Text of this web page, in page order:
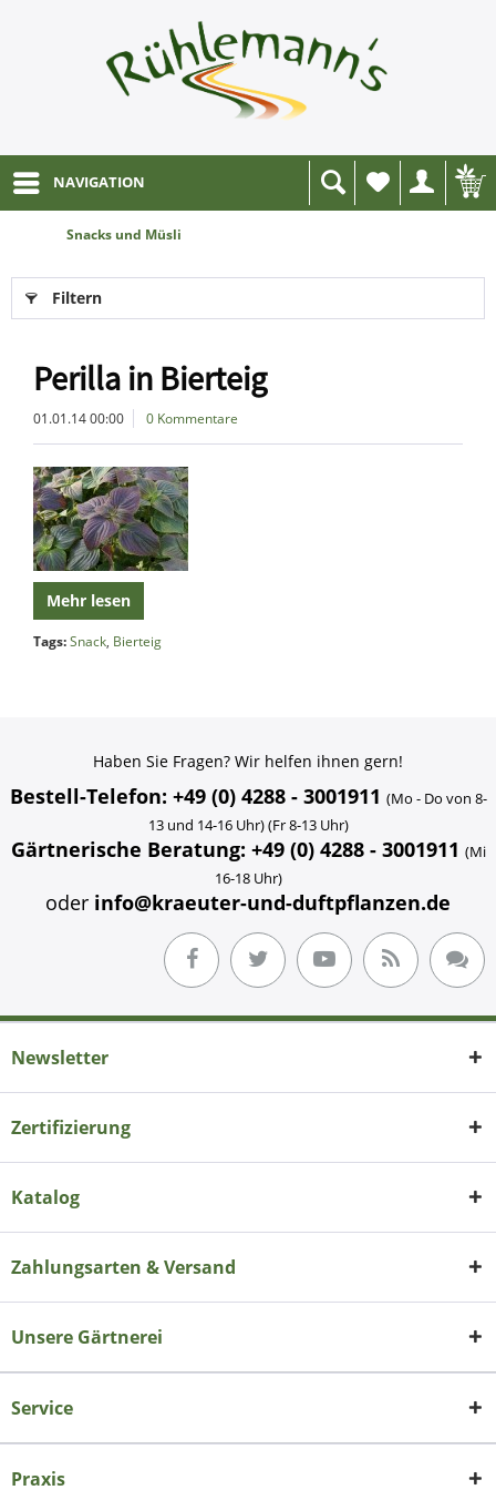
NAVIGATION
Wunschliste
Snacks und Müsli
Filtern
Perilla in Bierteig
01.01.14 00:00 0 Kommentare
Mehr lesen
Tags:Snack, Bierteig
Haben Sie Fragen? Wir helfen ihnen gern!
Bestell-Telefon: +49 (0) 4288 - 3001911 (Mo - Do von 8-
13 und 14-16 Uhr) (Fr 8-13 Uhr)
Gärtnerische Beratung: +49 (0) 4288 - 3001911 (Mi
16-18 Uhr)
oder info@kraeuter-und-duftpflanzen.de
Newsletter
Zertifizierung
Katalog
Zahlungsarten & Versand
Unsere Gärtnerei
Service
Praxis